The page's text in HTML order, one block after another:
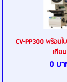
CV-PP300 พร้อม
เทียบ
0 บ